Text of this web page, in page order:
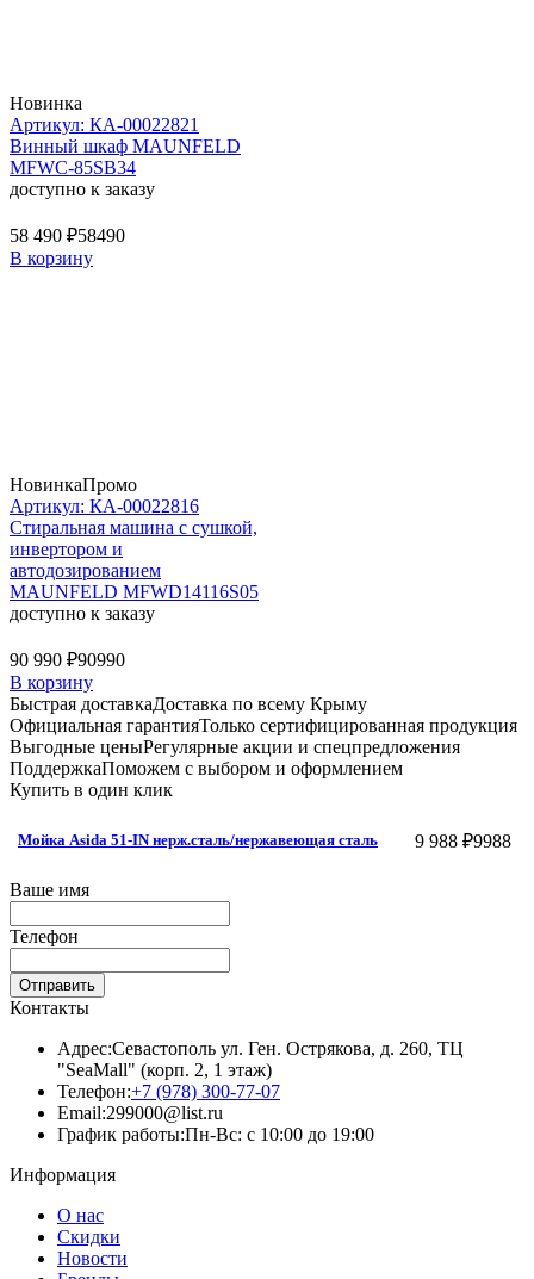
Новинка
Артикул: КА-00022821
Винный шкаф MAUNFELD
MFWC-85SB34
доступно к заказу
58 490 ₽58490
В корзину
НовинкаПромо
Артикул: КА-00022816
Стиральная машина c сушкой,
инвертором и
автодозированием
MAUNFELD MFWD14116S05
доступно к заказу
90 990 ₽90990
В корзину
Быстрая доставкаДоставка по всему Крыму
Официальная гарантияТолько сертифицированная продукция
Выгодные ценыРегулярные акции и спецпредложения
ПоддержкаПоможем с выбором и оформлением
Купить в один клик
Мойка Asida 51-IN нерж.сталь/нержавеющая сталь 9 988 ₽9988
Ваше имя
Телефон
Отправить
Контакты
Адрес:Севастополь ул. Ген. Острякова, д. 260, ТЦ
"SeaMall" (корп. 2, 1 этаж)
Телефон:+7 (978) 300-77-07
Email:299000@list.ru
График работы:Пн-Вс: с 10:00 до 19:00
Информация
О нас
Скидки
Новости